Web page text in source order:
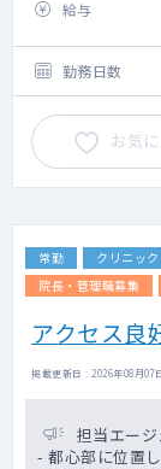
給与
勤務日数
お気
常勤 クリニック
院長・管理職募集
アクセス良
掲載更新日 : 2026年08月
担当エージ
- 都心部に位置